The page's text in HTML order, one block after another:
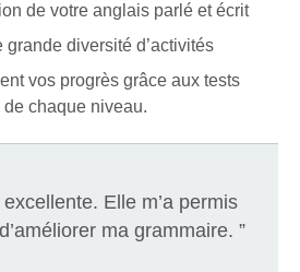
de votre anglais parlé et écrit
grande diversité d’activités
vos progrès grâce aux tests
chaque niveau.
Elle m’a permis
ma grammaire. ”